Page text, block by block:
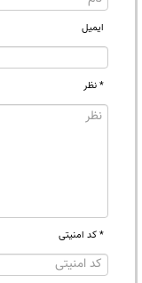
ایمیل
* نظر
* کد امنیتی